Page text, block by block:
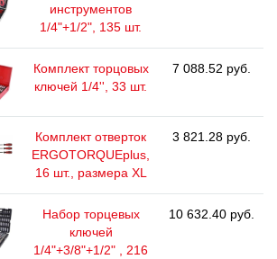
инструментов
1/4"+1/2", 135 шт.
Комплект торцовых
ключей 1/4'', 33 шт.
7 088.52 руб.
Комплект отверток
ERGOTORQUEplus,
16 шт., размера ХL
3 821.28 руб.
Набор торцевых
ключей
1/4"+3/8"+1/2" , 216
10 632.40 руб.